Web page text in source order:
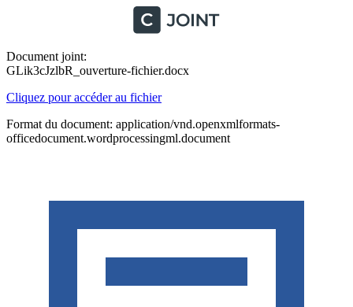
Document joint:
GLik3cJzlbR_ouverture-fichier.docx
Cliquez pour accéder au fichier
Format du document: application/vnd.openxmlformats-
officedocument.wordprocessingml.document